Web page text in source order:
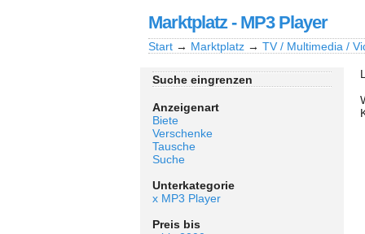
Marktplatz - MP3 Player
Start → Marktplatz → TV / Multimedia /
Suche eingrenzen
Anzeigenart
Biete
Verschenke
Tausche
Suche
Unterkategorie
x MP3 Player
Preis bis